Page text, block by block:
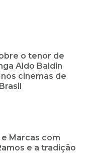
o tenor de
Aldo Baldin
cinemas de
e Marcas com
e a tradição